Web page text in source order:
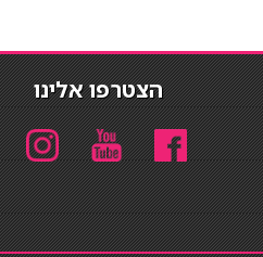
הצטרפו אלינו